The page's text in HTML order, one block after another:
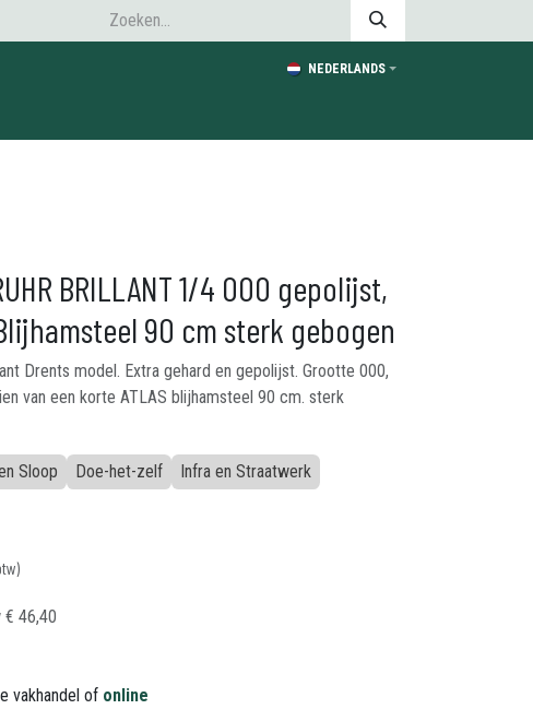
NEDERLANDS
BRILLANT 1/4 000 gepolijst,
90 cm sterk gebogen
Drents model. Extra gehard en gepolijst. Grootte 000,
van een korte ATLAS blijhamsteel 90 cm. sterk
Sloop Doe-het-zelf
Infra en Straatwerk
€ 46,40
vakhandel of online